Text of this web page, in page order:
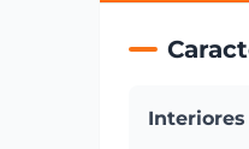
Interiores